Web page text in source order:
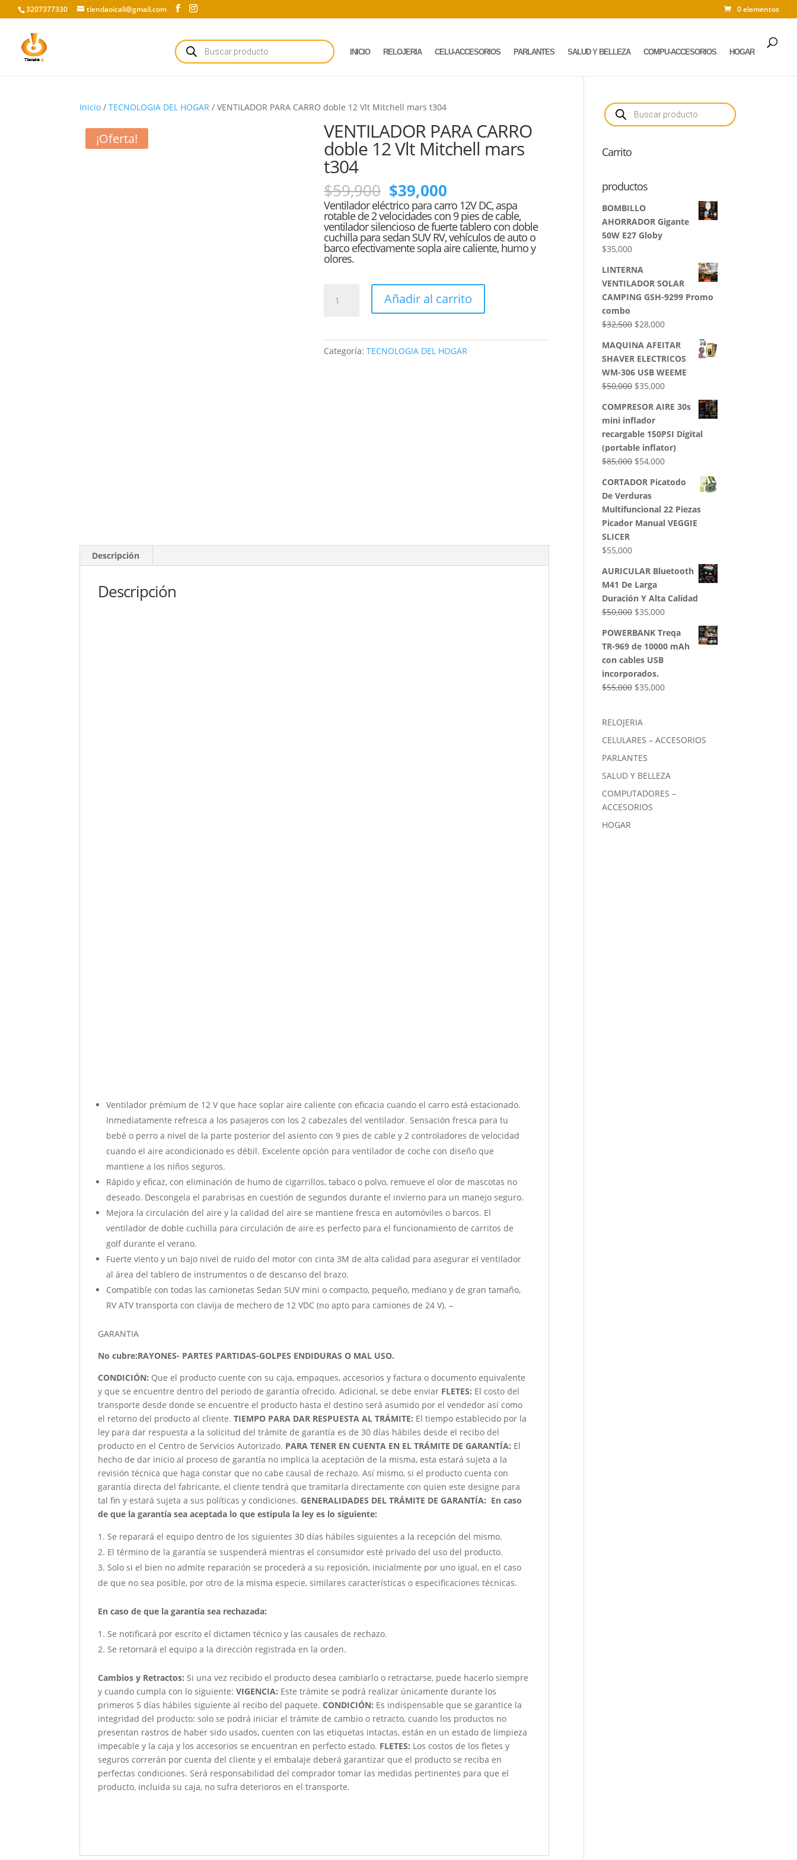
3207377330 tiendaoicali@gmail.com 0 elementos
Búsqueda
de
productos
INICIO RELOJERIA CELU-ACCESORIOS PARLANTES SALUD Y BELLEZA COMPU-ACCESORIOS HOGAR
Inicio /TECNOLOGIA DEL HOGAR / VENTILADOR PARA CARRO doble 12 Vlt Mitchell mars t304
¡Oferta! VENTILADOR PARA CARRO
doble 12 Vlt Mitchell mars
t304
$59,900 El
precio
original
era:
$59,900.
$39,000
precio
actual
es:
$39,000.
Ventilador eléctrico para carro 12V DC, aspa
rotable de 2 velocidades con 9 pies de cable,
ventilador silencioso de fuerte tablero con doble
cuchilla para sedan SUV RV, vehículos de auto o
barco efectivamente sopla aire caliente, humo y
olores.
PARA
Añadir al carrito
Categoría:TECNOLOGIA DEL HOGAR
Descripción
Descripción
Ventilador prémium de 12 V que hace soplar aire caliente con eficacia cuando el carro está estacionado.
Inmediatamente refresca a los pasajeros con los 2 cabezales del ventilador. Sensación fresca para tu
bebé o perro a nivel de la parte posterior del asiento con 9 pies de cable y 2 controladores de velocidad
cuando el aire acondicionado es débil. Excelente opción para ventilador de coche con diseño que
mantiene a los niños seguros.
Rápido y eficaz, con eliminación de humo de cigarrillos, tabaco o polvo, remueve el olor de mascotas no
deseado. Descongela el parabrisas en cuestión de segundos durante el invierno para un manejo seguro.
Mejora la circulación del aire y la calidad del aire se mantiene fresca en automóviles o barcos. El
ventilador de doble cuchilla para circulación de aire es perfecto para el funcionamiento de carritos de
golf durante el verano.
Fuerte viento y un bajo nivel de ruido del motor con cinta 3M de alta calidad para asegurar el ventilador
al área del tablero de instrumentos o de descanso del brazo.
Compatible con todas las camionetas Sedan SUV mini o compacto, pequeño, mediano y de gran tamaño,
RV ATV transporta con clavija de mechero de 12 VDC (no apto para camiones de 24 V). –
GARANTIA
No cubre:RAYONES- PARTES PARTIDAS-GOLPES ENDIDURAS O MAL USO.
CONDICIÓN: Que el producto cuente con su caja, empaques, accesorios y factura o documento equivalente
y que se encuentre dentro del periodo de garantía ofrecido. Adicional, se debe enviar FLETES: El costo del
transporte desde donde se encuentre el producto hasta el destino será asumido por el vendedor así como
el retorno del producto al cliente.TIEMPO PARA DAR RESPUESTA AL TRÁMITE: El tiempo establecido por la
ley para dar respuesta a la solicitud del trámite de garantía es de 30 días hábiles desde el recibo del
producto en el Centro de Servicios Autorizado. PARA TENER EN CUENTA EN EL TRÁMITE DE GARANTÍA: El
hecho de dar inicio al proceso de garantía no implica la aceptación de la misma, esta estará sujeta a la
revisión técnica que haga constar que no cabe causal de rechazo. Así mismo, si el producto cuenta con
garantía directa del fabricante, el cliente tendrá que tramitarla directamente con quien este designe para
tal fin y estará sujeta a sus políticas y condiciones.GENERALIDADES DEL TRÁMITE DE GARANTÍA: En caso
de que la garantía sea aceptada lo que estipula la ley es lo siguiente:
Se reparará el equipo dentro de los siguientes 30 días hábiles siguientes a la recepción del mismo.
El término de la garantía se suspenderá mientras el consumidor esté privado del uso del producto.
Solo si el bien no admite reparación se procederá a su reposición, inicialmente por uno igual, en el caso
de que no sea posible, por otro de la misma especie, similares características o especificaciones técnicas.
En caso de que la garantía sea rechazada:
Se notificará por escrito el dictamen técnico y las causales de rechazo.
Se retornará el equipo a la dirección registrada en la orden.
Cambios y Retractos: Si una vez recibido el producto desea cambiarlo o retractarse, puede hacerlo siempre
y cuando cumpla con lo siguiente:VIGENCIA: Este trámite se podrá realizar únicamente durante los
primeros 5 días hábiles siguiente al recibo del paquete.CONDICIÓN: Es indispensable que se garantice la
integridad del producto; solo se podrá iniciar el trámite de cambio o retracto, cuando los productos no
presentan rastros de haber sido usados, cuenten con las etiquetas intactas, están en un estado de limpieza
impecable y la caja y los accesorios se encuentran en perfecto estado. FLETES: Los costos de los fletes y
seguros correrán por cuenta del cliente y el embalaje deberá garantizar que el producto se reciba en
perfectas condiciones. Será responsabilidad del comprador tomar las medidas pertinentes para que el
producto, incluida su caja, no sufra deterioros en el transporte.
Búsqueda
de
productos
Carrito
productos
BOMBILLO
AHORRADOR Gigante
50W E27 Globy
$35,000
LINTERNA
VENTILADOR SOLAR
CAMPING GSH-9299 Promo
combo
$32,500 El
original
era:
$32,500.
$28,000El
actual
es:
$28,000.
MAQUINA AFEITAR
SHAVER ELECTRICOS
WM-306 USB WEEME
$50,000 El
original
era:
$50,000.
$35,000El
actual
$35,000.
COMPRESOR AIRE 30s
mini inflador
recargable 150PSI Digital
(portable inflator)
$85,000 El
original
era:
$85,000.
$54,000El
actual
$54,000.
CORTADOR Picatodo
De Verduras
Multifuncional 22 Piezas
Picador Manual VEGGIE
SLICER
$55,000
AURICULAR Bluetooth
M41 De Larga
Duración Y Alta Calidad
$50,000 El
original
era:
$50,000.
$35,000El
actual
es:
POWERBANK Treqa
TR-969 de 10000 mAh
con cables USB
incorporados.
$55,000 El
era:
$55,000.
$35,000El
$35,000.
RELOJERIA
CELULARES – ACCESORIOS
PARLANTES
SALUD Y BELLEZA
COMPUTADORES –
ACCESORIOS
HOGAR